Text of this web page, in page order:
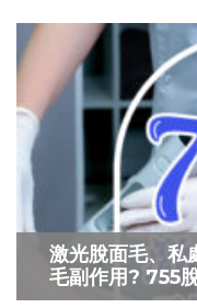
激光脫面毛、私
毛副作用? 755